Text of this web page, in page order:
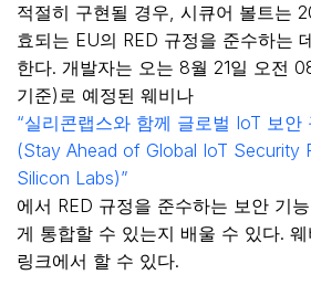
적절히 구현될 경우, 시큐어 볼트는
효되는 EU의 RED 규정을 준수하는
한다. 개발자는 오는 8월 21일 오전
기준)로 예정된 웨비나
“실리콘랩스와 함께 글로벌 IoT 보안
(Stay Ahead of Global IoT Security
Silicon Labs)”
에서 RED 규정을 준수하는 보안 기
게 통합할 수 있는지 배울 수 있다.
링크에서 할 수 있다.